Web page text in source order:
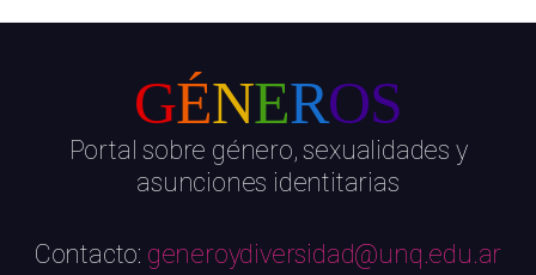
GÉNEROS
Portal sobre género, sexualidades y
asunciones identitarias
Contacto: generoydiversidad@unq.edu.ar